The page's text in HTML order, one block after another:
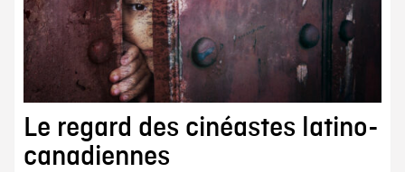
Le regard des cinéastes latino-
canadiennes